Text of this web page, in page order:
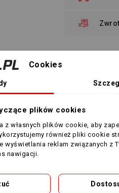
Plecak z
10 cm.
Cookies
plików cookies
z własnych plików cookie, aby
również pliki cookie
wyświetlania reklam związanych z
nawigacji.